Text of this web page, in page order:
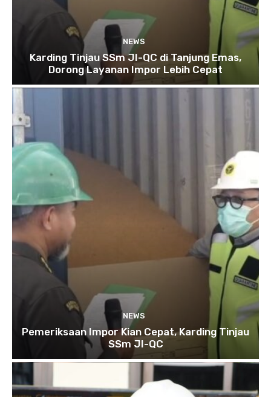
NEWS
Karding Tinjau SSm JI-QC di Tanjung Emas,
Dorong Layanan Impor Lebih Cepat
NEWS
Pemeriksaan Impor Kian Cepat, Karding Tinjau
SSm JI-QC